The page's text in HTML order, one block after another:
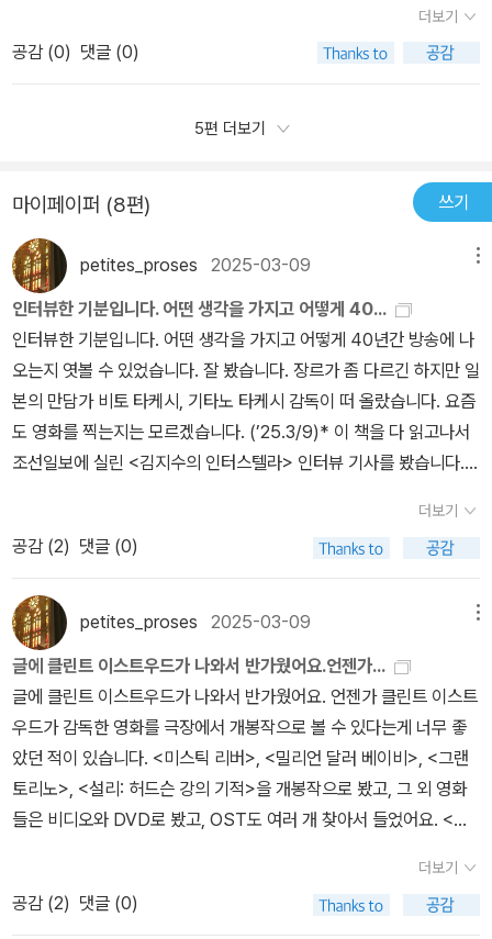
브로 변화하는 길목마다 코미디언 이경규가 있었습니다. 히트작이 산
더미처럼 쌓였고 2022년엔 MBC 방송연예대상에서 공로상까지 받
눈을 그려 넣기 전에 잠시 붓을 멈추는 것처럼, 나에게도 그런 시간이
지 말고 오늘은 70%만 올리고 내일 할 것 30%를 남겨 두어야 하며
오늘 100%를 모두 쏟아내면 내일 할 일이 없어지기에 이것이 길게
오래가는 전략이라고 사회생활의 진리라고 했습니다. “나는 나의 롤
모델이다.” 이 책은 노력하는 자가 즐기는 자를 이길 수 있다고 믿고,
이를 존재 자체로 증명하는 이경규만의 진솔한 인생 서사를 담았다.
《삶이라는 완벽한 농담》에서 저자는 단 한 주도 쉬지 않고 전국팔도
를 넘어 전 세계를 숨 가쁘게 돌아다니던 시간들을 톺아보며 앞으로
도 굵고 길게 이어갈 인생살이에 대한 포부 등을 허심탄회하게 담아
낸다. 서른 여덟의 늦깍이 유학생 시절 이야기와 인간에게 남은 마지
막 수렵 낚시 이야기, 할머니의 닭곰탕 이야기 등 그동안 방송과 인생
이야기에 독자에게 웃음도 주고 때로는 코끝 찡하게 마음을 울리기도
올리면 버럭 화를 내는 예능계의 갑이라는 캐릭터를 떠올린다. 매순
간의 최선을 다해 호통을 치는 것같지만 우리에게 늘 부담스러웠다.
하지만 우리가 하지 못하는 현실을 대변하고 통쾌하게 상황을 풀어가
기에매력적으로 다가 왔다. 그리고 편중적인 캐릭터의 고찰이 아닌
성 또한 보여 웃으며 이해했다. 그런데 방송 중에 조금씩 비추는 표정
은 마치 웃고픈 삐에로 지만 지나간 과정을 되돌릴 순 없고 현실에는
매진하는 페르소나가 조금 아쉬웠다. 그의 표정을보자면 후회도 많아
보였지만 그의 방송인태도는 많은 것을 말하는 듯 하다. 삶의 방향성,
우리도 어떻게 많은 의미를 부여하고 인식 하느냐에 따라 인생도 삶
도 달라지며 그 가치 또한 달라진다고 말이다. ‘그래도마지막 광대인
나는 간다. 내가 좋아하는 것을 찾아, 새로운포맷을 만들어내면서 웃
음의 형태는 바뀌어도 웃음을 찾는 여정은 계속될 것이다.’ (p.30) 그
런페르소나와 보여주려는 강인함은 그에게 독으로 다가왔던 것 일까.
건강의 악화와 같은 공황장애, 부담감, 멘탈의 공허함으로 드러났다
그러나농담 같으며 웃음을 보여주려 했던 그의 인생을 더욱 깊이 없
는 인생으로 만들어 가는 듯 했기 때문이다. 그러나시간이 지나 가벼
워 보였던 지나온 길에 대한 진중한 되돌아 보았다고 한다. 삶에 대해
충실하고 자신의할 수 있는 최선이었으며 자신의 본질과 존재의 이유
를 알 수 있게 해주었기에 인생의 행복을 알 수 있게 되었다고 한
다. 사람들은이경규가 예능으로 세상을 바꿨다 하지만 예능은 이경규
를 바꾸었다. 여러 실패와 웃음을 주기 위한 그의행동은 자신의 삶에
대한 목표와 확고한 기준을 세워 삶의 후회를 주었고 많은 이들에게
영향력 있는 영감을 주기 때문이다. 희극인의삶이란 언제나 어떤 상
황에 웃음이 준비되어 사람들에게 그 감정을 전해주는 사람일까. 아
니면 그 안에서도자신만의 소명을 담아 자신의 모습을 보여주며 감동
을 주는 사람일까. 웃음과 희열, 감동의 이해에 차이는 있겠지만 그가
여전히 대부라 불리는 것은 권력과 같은 영향력의 행사가 아닐 것이
더보기
공감 (0) 댓글 (0)
5편 더보기
마이페이퍼 (8편) 쓰기
petites_proses 2025-03-09
인터뷰한 기분입니다. 어떤 생각을 가지고 어떻게 40...
인터뷰한 기분입니다. 어떤 생각을 가지고 어떻게 40년간 방송에 나
오는지 엿볼 수 있었습니다. 잘 봤습니다. 장르가 좀 다르긴 하지만 일
본의 만담가 비토 타케시, 기타노 타케시 감독이 떠 올랐습니다. 요즘
도 영화를 찍는지는 모르겠습니다. (’25.3/9)* 이 책을 다 읽고나서
조선일보에 실린 <김지수의 인터스텔라> 인터뷰 기사를 봤습니다.
더보기
공감 (2) 댓글 (0)
petites_proses 2025-03-09
글에 클린트 이스트우드가 나와서 반가웠어요.언젠가...
글에 클린트 이스트우드가 나와서 반가웠어요. 언젠가 클린트 이스트
우드가 감독한 영화를 극장에서 개봉작으로 볼 수 있다는게 너무 좋
았던 적이 있습니다. <미스틱 리버>, <밀리언 달러 베이비>, <그랜
토리노>, <설리: 허드슨 강의 기적>을 개봉작으로 봤고, 그 외 영화
들은 비디오와 DVD로 봤고, OST도 여러 개 찾아서 들었어요. <버
재즈 공연 DVD도 좋았습니다. 배우로 나왔던 영화들도 좋구요. 그리
고 지금도 신작 개봉작을 기다리고 있습니다.
더보기
공감 (2) 댓글 (0)